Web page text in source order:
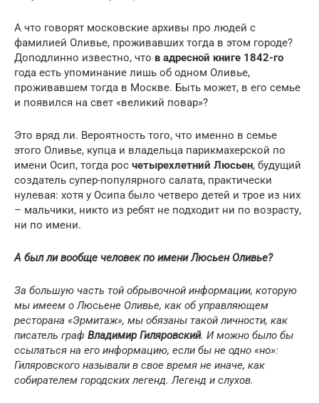
А что говорят московские архивы про людей с
фамилией Оливье, проживавших тогда в этом городе?
Доподлинно известно, что в адресной книге 1842-го
года есть упоминание лишь об одном Оливье,
проживавшем тогда в Москве. Быть может, в его семье
и появился на свет «великий повар»?
Это вряд ли. Вероятность того, что именно в семье
этого Оливье, купца и владельца парикмахерской по
имени Осип, тогда рос четырехлетний Люсьен, будущий
создатель супер-популярного салата, практически
нулевая: хотя у Осипа было четверо детей и трое из них
– мальчики, никто из ребят не подходит ни по возрасту,
ни по имени.
А был ли вообще человек по имени Люсьен Оливье?
За большую часть той обрывочной информации, которую
мы имеем о Люсьене Оливье, как об управляющем
ресторана «Эрмитаж», мы обязаны такой личности, как
писатель граф Владимир Гиляровский. И можно было бы
ссылаться на его информацию, если бы не одно «но»:
Гиляровского называли в свое время не иначе, как
собирателем городских легенд. Легенд и слухов.